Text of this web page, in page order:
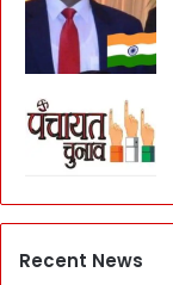
Recent News